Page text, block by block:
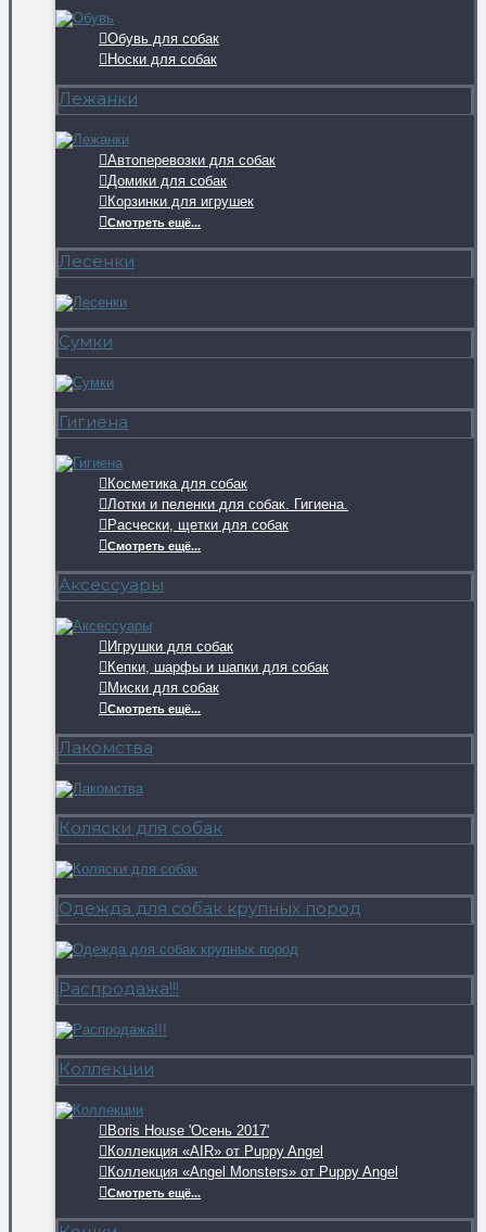
Обувь для собак
Носки для собак
Лежанки
Автоперевозки для собак
Домики для собак
Корзинки для игрушек
Смотреть ещё...
Лесенки
Сумки
Гигиена
Косметика для собак
Лотки и пеленки для собак. Гигиена.
Расчески, щетки для собак
Смотреть ещё...
Аксессуары
Игрушки для собак
Кепки, шарфы и шапки для собак
Миски для собак
Смотреть ещё...
Лакомства
Коляски для собак
Одежда для собак крупных пород
Распродажа!!!
Коллекции
Boris House 'Осень 2017'
Коллекция «AIR» от Puppy Angel
Коллекция «Angel Monsters» от Puppy Angel
Смотреть ещё...